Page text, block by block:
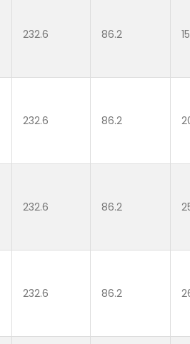
232.6 86.2
232.6 86.2
232.6 86.2
232.6 86.2